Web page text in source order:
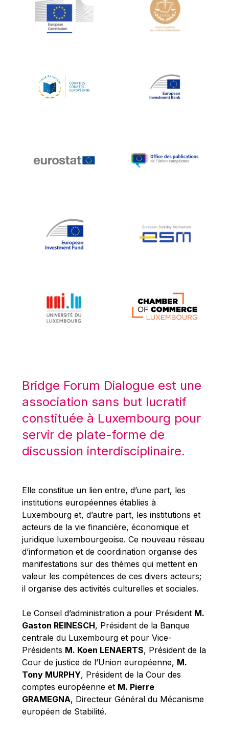
Jean-Louis Schiltz
Jean-Victor Louis
Johnny Åkerholm
Katharien L.C. Hunt
Klaus-Heiner Lehne
Koen LENAERTS
Lars Heikensten
Lucas Papademos
Máire Geoghegan-Quinn
Mario Centeno
Mario Monti
Maroš ŠEFČOVIČ
Martin Bailey
Martine Reicherts
Michael Sohlman
Michel Goedert
Mireille Delmas-Marty
Nobuo Tanaka
Otmar Issing
Paolo Mengozzi
Paschal Donohoe
Pat Cox
Patrizia Nanz
Philippe Maystadt
Pierre Gramegna
Richard Pelly
Robert Goebbels
Robert REYNDERS
Bridge Forum Dialogue est une
association sans but lucratif
constituée à Luxembourg pour
servir de plate-forme de
discussion interdisciplinaire.
Elle constitue un lien entre, d’une part, les
institutions européennes établies à
Luxembourg et, d’autre part, les institutions et
acteurs de la vie financière, économique et
juridique luxembourgeoise. Ce nouveau réseau
d’information et de coordination organise des
manifestations sur des thèmes qui mettent en
valeur les compétences de ces divers acteurs;
il organise des activités culturelles et sociales.
Le Conseil d’administration a pour Président M.
Gaston REINESCH, Président de la Banque
centrale du Luxembourg et pour Vice-
Présidents M. Koen LENAERTS, Président de la
Cour de justice de l’Union européenne, M.
Tony MURPHY, Président de la Cour des
comptes européenne et M. Pierre
GRAMEGNA, Directeur Général du Mécanisme
européen de Stabilité.